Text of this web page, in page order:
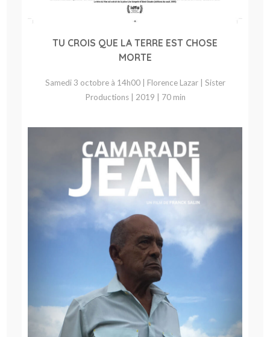
TU CROIS QUE LA TERRE EST CHOSE
MORTE
Samedi 3 octobre à 14h00 | Florence Lazar | Sister
Productions | 2019 | 70 min